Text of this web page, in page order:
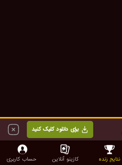
برای دانلود کلیک کنید
نتایج زنده کازینو آنلاین حساب کاربری